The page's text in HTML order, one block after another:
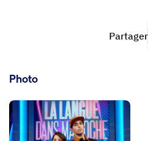
Partager
Photo